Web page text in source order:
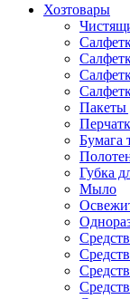
Хозтовары
Пакеты
Бумага
Губка
Мыло